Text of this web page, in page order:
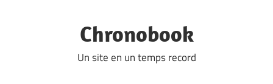
Chronobook
Un site en un temps record